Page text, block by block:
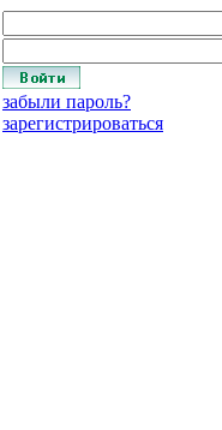
забыли пароль?
зарегистрироваться